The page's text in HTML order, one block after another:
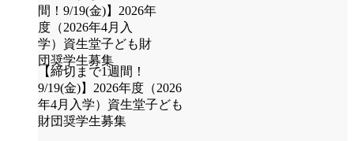
【締切まで1週間！
9/19(金)】2026年度（2026
年4月入学）資生堂子ども
財団奨学生募集